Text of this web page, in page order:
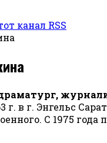
канал RSS
г. в г. Энгельс
С 1975 года